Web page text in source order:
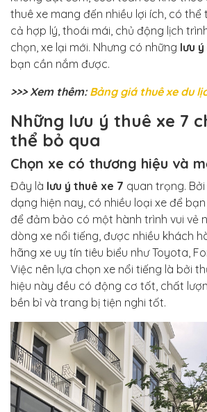
thuê xe mang đến nhiều lợi ích, có thể
cả hợp lý, thoái mái, chủ động lịch
chọn, xe lại mới. Nhưng có những lưu
bạn cần nắm được.
>>> Xem thêm:Bảng giá thuê xe du
Những lưu ý thuê xe 7
thể bỏ qua
Chọn xe có thương hiệu và
Đây là lưu ý thuê xe 7 quan trọng.
dạng hiện nay, có nhiều loại xe để
để đảm bảo có một hành trình vui vẻ
dòng xe nổi tiếng, được nhiều khách
hãng xe uy tín tiêu biểu như Toyota,
Việc nên lựa chọn xe nổi tiếng là bởi
hiệu này đều có động cơ tốt, chất
bền bỉ và trang bị tiện nghi tốt.